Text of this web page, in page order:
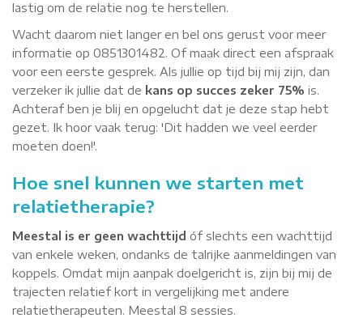
lastig om de relatie nog te herstellen.
Wacht daarom niet langer en bel ons gerust voor meer
informatie op 0851301482. Of maak direct een afspraak
voor een eerste gesprek. Als jullie op tijd bij mij zijn, dan
verzeker ik jullie dat de kans op succes zeker 75% is.
Achteraf ben je blij en opgelucht dat je deze stap hebt
gezet. Ik hoor vaak terug: 'Dit hadden we veel eerder
moeten doen!'.
Hoe snel kunnen we starten met
relatietherapie?
Meestal is er geen wachttijd óf slechts een wachttijd
van enkele weken, ondanks de talrijke aanmeldingen van
koppels. Omdat mijn aanpak doelgericht is, zijn bij mij de
trajecten relatief kort in vergelijking met andere
relatietherapeuten. Meestal 8 sessies.